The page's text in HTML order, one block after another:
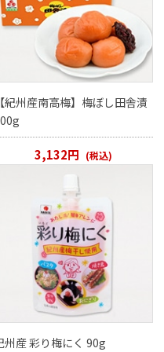
ご利用ガイド
ギフトサービス
について
17:30
曜は不定休
ムはこちら
【紀州産南高梅】梅ぼし田舎漬
3,132円 (税込)
州産 彩り梅にく 90g